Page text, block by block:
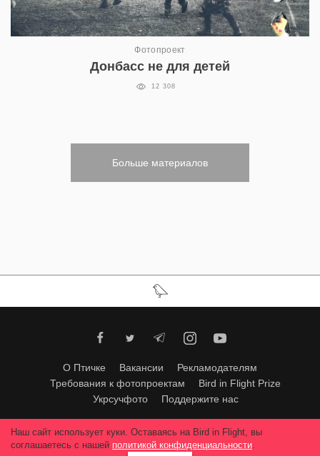
Фотопроект
Донбасс не для детей
12 308
Больше материалов
О Птичке Вакансии
Рекламодателям
Требования к фотопроектам
Bird in Flight Prize
Укрсучфото
Поддержите нас
Любое использование материалов допускается только с согласия
редакции.© 2026, Bird In Flight.
Наш сайт использует куки. Оставаясь на Bird in Flight, вы
соглашаетесь с нашей политикой конфиденциальности.